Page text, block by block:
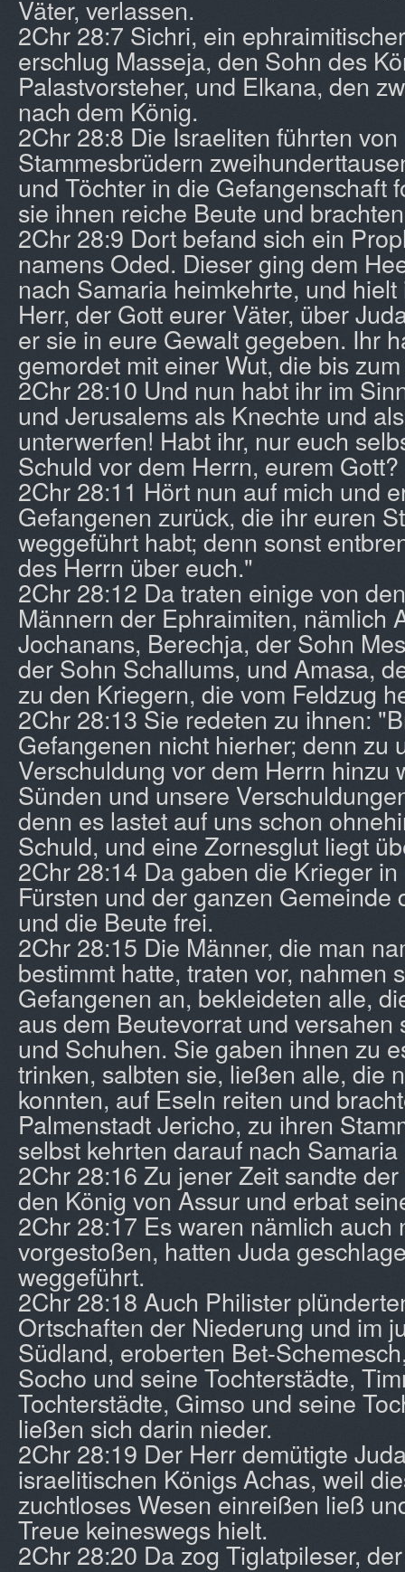
Väter, verlassen.
2Chr 28:7 Sichri, ein
erschlug Masseja, den Sohn des
Palastvorsteher, und Elkana, den
nach dem König.
2Chr 28:8 Die Israeliten führten
Stammesbrüdern
und Töchter in die Gefangenschaft
sie ihnen reiche Beute und
2Chr 28:9 Dort befand sich ein
namens Oded. Dieser ging dem
nach Samaria heimkehrte, und
Herr, der Gott eurer Väter, über
er sie in eure Gewalt gegeben. Ihr
gemordet mit einer Wut, die bis
2Chr 28:10 Und nun habt ihr im
und Jerusalems als Knechte und
unterwerfen! Habt ihr, nur euch
Schuld vor dem Herrn, eurem Gott?
2Chr 28:11 Hört nun auf mich und
Gefangenen zurück, die ihr euren
weggeführt habt; denn sonst
des Herrn über euch."
2Chr 28:12 Da traten einige von
Männern der Ephraimiten, nämlich
Jochanans, Berechja, der Sohn
der Sohn Schallums, und Amasa,
zu den Kriegern, die vom Feldzug
2Chr 28:13 Sie redeten zu ihnen:
Gefangenen nicht hierher; denn zu
Verschuldung vor dem Herrn hinzu
Sünden und unsere
denn es lastet auf uns schon
Schuld, und eine Zornesglut liegt
2Chr 28:14 Da gaben die Krieger
Fürsten und der ganzen Gemeinde
und die Beute frei.
2Chr 28:15 Die Männer, die man
bestimmt hatte, traten vor, nahmen
Gefangenen an, bekleideten alle,
aus dem Beutevorrat und versahen
und Schuhen. Sie gaben ihnen zu
trinken, salbten sie, ließen alle, die
konnten, auf Eseln reiten und
Palmenstadt Jericho, zu ihren
selbst kehrten darauf nach
2Chr 28:16 Zu jener Zeit sandte
den König von Assur und erbat
2Chr 28:17 Es waren nämlich auch
vorgestoßen, hatten Juda
weggeführt.
2Chr 28:18 Auch Philister
Ortschaften der Niederung und im
Südland, eroberten Bet-
Socho und seine Tochterstädte,
Tochterstädte, Gimso und seine
ließen sich darin nieder.
2Chr 28:19 Der Herr demütigte
israelitischen Königs Achas, weil
zuchtloses Wesen einreißen ließ
Treue keineswegs hielt.
2Chr 28:20 Da zog Tiglatpileser,